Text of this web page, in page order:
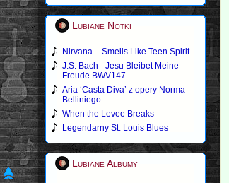
Lubiane Notki
Nirvana – Smells Like Teen Spirit
J.S. Bach - Jesu Bleibet Meine
Freude BWV147
Aria ‘Casta Diva’ z opery Norma
Belliniego
When the Levee Breaks
Legendarny St. Louis Blues
Lubiane Albumy